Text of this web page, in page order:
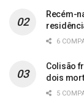
Recém-
6
Colisão
dois
5